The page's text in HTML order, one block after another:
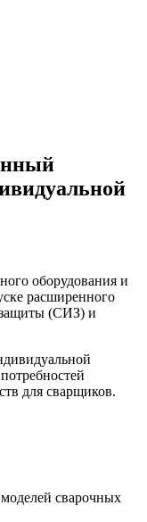
оборудования и
расширенного
защиты (СИЗ) и
для сварщиков.
сварочных